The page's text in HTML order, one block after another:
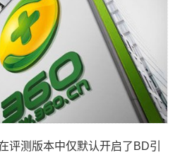
评测版本中仅默认开启了BD引